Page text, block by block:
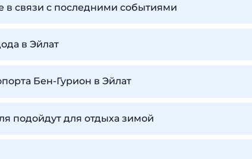
в связи с последними событиями
в Эйлат
Бен-Гурион в Эйлат
подойдут для отдыха зимой